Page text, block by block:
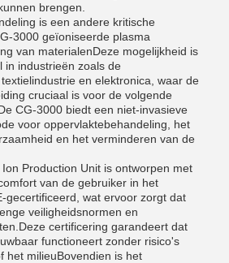
brengen.
is een andere kritische
3000 geïoniseerde plasma
van materialenDeze mogelijkheid is
in industrieën zoals de
en elektronica, waar de
cruciaal is voor de volgende
CG-3000 biedt een niet-invasieve
voor oppervlaktebehandeling, het
en het verminderen van de
Production Unit is ontworpen met
van de gebruiker in het
gecertificeerd, wat ervoor zorgt dat
veiligheidsnormen en
certificering garandeert dat
functioneert zonder risico's
het milieuBovendien is het